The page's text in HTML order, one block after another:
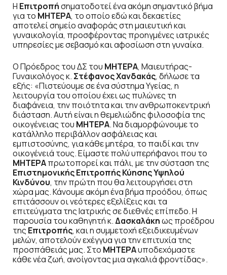
Η Επιτροπήσηματοδοτεί ένα ακόμη σημαντικό βήμα
για το ΜΗΤΕΡΑ, το οποίο εδώ και δεκαετίες
αποτελεί σημείο αναφοράς στη μαιευτική και
γυναικολογία, προσφέροντας προηγμένες ιατρικές
υπηρεσίες με σεβασμό και αφοσίωση στη γυναίκα.
Ο Πρόεδρος του ΔΣ του ΜΗΤΕΡΑ, Μαιευτήρας-
Γυναικολόγος κ. Στέφανος Χανδακάς, δήλωσε τα
εξής: «Πιστεύουμε σε ένα σύστημα Υγείας, η
λειτουργία του οποίου έχει ως πυλώνες τη
διαφάνεια, την ποιότητα και την ανθρωποκεντρική
διάσταση. Αυτή είναι η θεμελιώδης φιλοσοφία της
οικογένειας του ΜΗΤΕΡΑ. Να διαμορφώνουμε το
κατάλληλο περιβάλλον ασφάλειας και
εμπιστοσύνης, για κάθε μητέρα, το παιδί και την
οικογένειά τους. Είμαστε πολύ υπερήφανοι που το
ΜΗΤΕΡΑπρωτοπορεί και πάλι, με την σύσταση της
Επιστημονικής Επιτροπής Κύησης Υψηλού
Κινδύνου, την πρώτη που θα λειτουργήσει στη
χώρα μας. Κάνουμε ακόμη ένα βήμα προόδου, όπως
επιτάσσουν οι νεότερες εξελίξεις και τα
επιτεύγματα της Ιατρικής σε διεθνές επίπεδο. Η
παρουσία του καθηγητή κ.Δασκαλάκηως προέδρου
της Επιτροπής, και η συμμετοχή εξειδικευμένων
μελών, αποτελούν εχέγγυα για την επιτυχία της
προσπάθειάς μας. Στο ΜΗΤΕΡΑυποδεχόμαστε
κάθε νέα ζωή, ανοίγοντας μια αγκαλιά φροντίδας».